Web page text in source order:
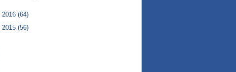
2016 (64)
2015 (56)